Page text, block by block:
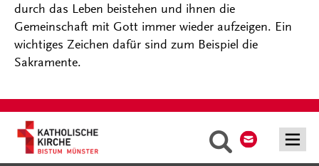
Suche
durch das Leben beistehen und ihnen die
Gemeinschaft mit Gott immer wieder aufzeigen. Ein
wichtiges Zeichen dafür sind zum Beispiel die
Sakramente.
Inhalte